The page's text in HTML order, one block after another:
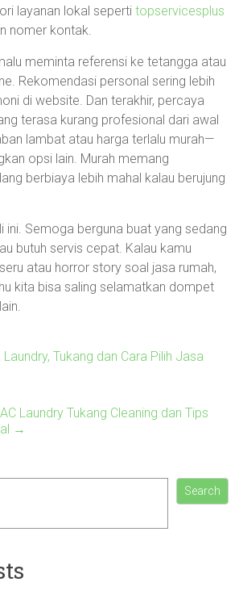
layanan lokal sepertitopservicesplus
nomer kontak.
meminta referensi ke tetangga atau
Rekomendasi personal sering lebih
di website. Dan terakhir, percaya
terasa kurang profesional dari awal
lambat atau harga terlalu murah—
opsi lain. Murah memang
berbiaya lebih mahal kalau berujung
ini. Semoga berguna buat yang sedang
butuh servis cepat. Kalau kamu
atau horror story soal jasa rumah,
kita bisa saling selamatkan dompet
Laundry, Tukang dan Cara Pilih Jasa
Laundry Tukang Cleaning dan Tips
→
Search